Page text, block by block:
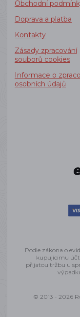
Obchodní
Doprava a platba
Kontakty
Zásady zpracování
souborů cookies
Informace o
osobních údajů
Podle zákona o
kupujícímu
přijatou tržbu u
© 2013 - 2026